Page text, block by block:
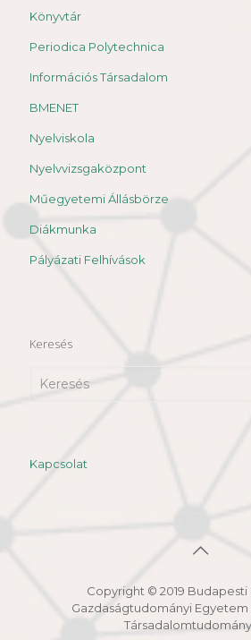
Könyvtár
Periodica Polytechnica
Információs Társadalom
BMENET
Nyelviskola
Nyelvvizsgaközpont
Műegyetemi Állásbörze
Diákmunka
Pályázati Felhívások
Keresés
Kapcsolat
Copyright © 2019 Budapesti
Gazdaságtudományi Egyetem